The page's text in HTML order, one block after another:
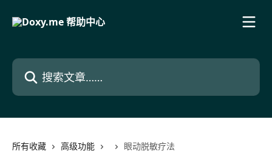
搜索文章……
所有收藏 高级功能 眼动脱敏疗法